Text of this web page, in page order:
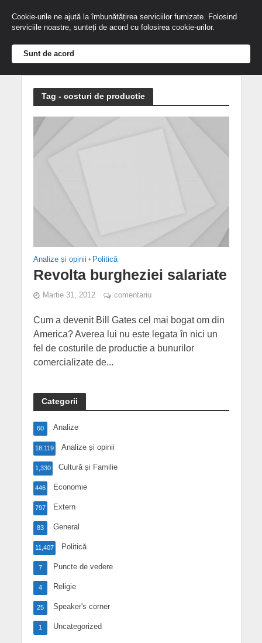
Tag - costuri de productie
Analize și opinii • Politică
Revolta burgheziei salariate
Martie 31, 2012 comentariu
Cum a devenit Bill Gates cel mai bogat om din
America? Averea lui nu este legata în nici un
fel de costurile de productie a bunurilor
comercializate de...
Categorii
Analize
60
Analize și opinii
18,119
Cultură și Familie
1,330
Economie
446
Extern
797
General
83
Politică
11,407
Puncte de vedere
7
Religie
4
Speaker's corner
25
Uncategorized
1
Cookie-urile ne ajută la îmbunătățirea serviciilor furnizate. Folosind
serviciile noastre, sunteți de acord cu folosirea cookie-urilor.
Sunt de acord